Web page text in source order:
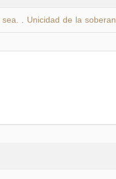
Unicidad de la